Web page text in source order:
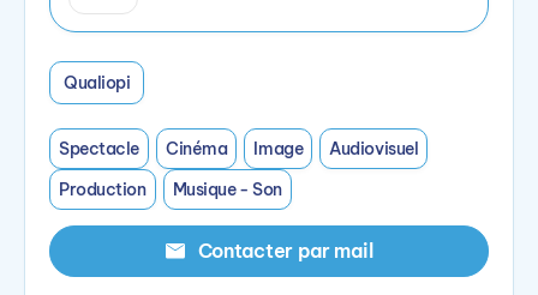
Qualiopi
Spectacle Cinéma Image
Audiovisuel
Production
Musique - Son
Contacter par mail